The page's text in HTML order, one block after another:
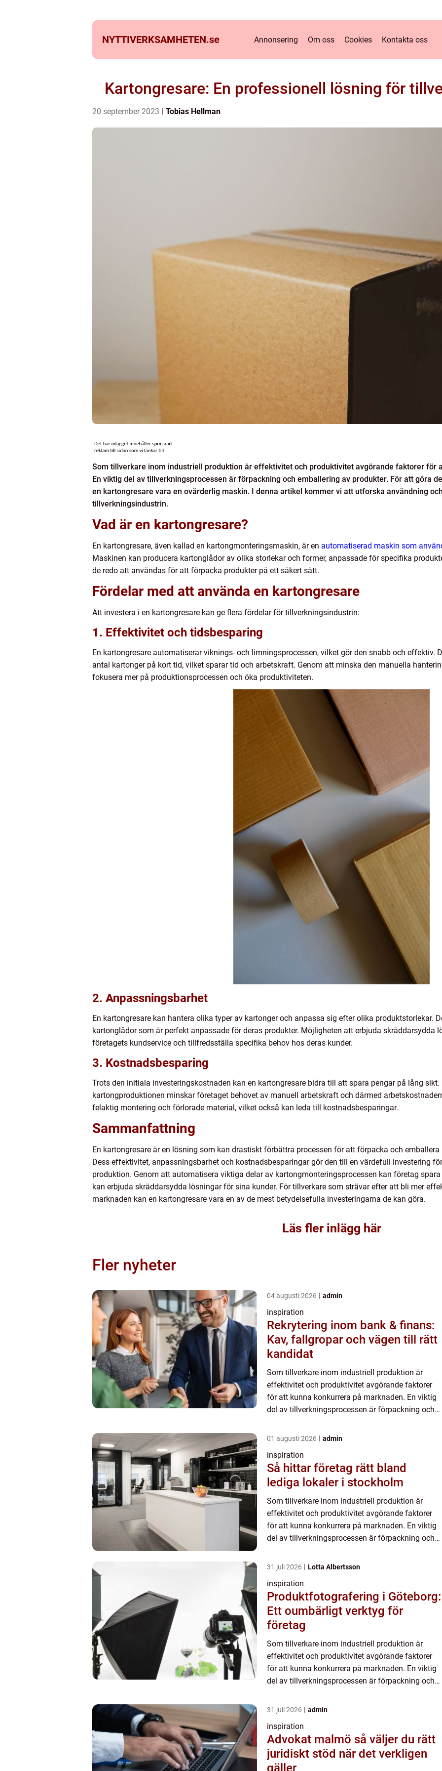
NYTTIVERKSAMHETEN.se Annonsering Om oss Cookies Kontakta oss
Kartongresare: En professionell lösning för
20 september 2023 Tobias Hellman
Som tillverkare inom industriell produktion är effektivitet och produktivitet avgörande faktorer för
En viktig del av tillverkningsprocessen är förpackning och emballering av produkter. För att göra
en kartongresare vara en ovärderlig maskin. I denna artikel kommer vi att utforska användning
tillverkningsindustrin.
Vad är en kartongresare?
En kartongresare, även kallad en kartongmonteringsmaskin, är en automatiserad maskin som
Maskinen kan producera kartonglådor av olika storlekar och former, anpassade för specifika
de redo att användas för att förpacka produkter på ett säkert sätt.
Fördelar med att använda en kartongresare
Att investera i en kartongresare kan ge flera fördelar för tillverkningsindustrin:
1. Effektivitet och tidsbesparing
En kartongresare automatiserar viknings- och limningsprocessen, vilket gör den snabb och effektiv.
antal kartonger på kort tid, vilket sparar tid och arbetskraft. Genom att minska den manuella
fokusera mer på produktionsprocessen och öka produktiviteten.
2. Anpassningsbarhet
En kartongresare kan hantera olika typer av kartonger och anpassa sig efter olika produktstorlekar.
kartonglådor som är perfekt anpassade för deras produkter. Möjligheten att erbjuda skräddarsydda
företagets kundservice och tillfredsställa specifika behov hos deras kunder.
3. Kostnadsbesparing
Trots den initiala investeringskostnaden kan en kartongresare bidra till att spara pengar på lång
kartongproduktionen minskar företaget behovet av manuell arbetskraft och därmed
felaktig montering och förlorade material, vilket också kan leda till kostnadsbesparingar.
Sammanfattning
En kartongresare är en lösning som kan drastiskt förbättra processen för att förpacka och
Dess effektivitet, anpassningsbarhet och kostnadsbesparingar gör den till en värdefull investering
produktion. Genom att automatisera viktiga delar av kartongmonteringsprocessen kan företag
kan erbjuda skräddarsydda lösningar för sina kunder. För tillverkare som strävar efter att bli mer
marknaden kan en kartongresare vara en av de mest betydelsefulla investeringarna de kan göra.
Läs fler inlägg här
Fler nyheter
04 augusti 2026 admin
inspiration
Rekrytering inom bank & finans:
Kav, fallgropar och vägen till rätt
kandidat
Som tillverkare inom industriell produktion är
effektivitet och produktivitet avgörande faktorer
för att kunna konkurrera på marknaden. En viktig
del av tillverkningsprocessen är förpackning och
process sm...
01 augusti 2026 admin
inspiration
Så hittar företag rätt bland
lediga lokaler i stockholm
Som tillverkare inom industriell produktion är
effektivitet och produktivitet avgörande faktorer
för att kunna konkurrera på marknaden. En viktig
del av tillverkningsprocessen är förpackning och
process sm...
31 juli 2026 Lotta Albertsson
inspiration
Produktfotografering i Göteborg:
Ett oumbärligt verktyg för
företag
Som tillverkare inom industriell produktion är
effektivitet och produktivitet avgörande faktorer
för att kunna konkurrera på marknaden. En viktig
del av tillverkningsprocessen är förpackning och
process sm...
31 juli 2026 admin
inspiration
Advokat malmö så väljer du rätt
juridiskt stöd när det verkligen
gäller